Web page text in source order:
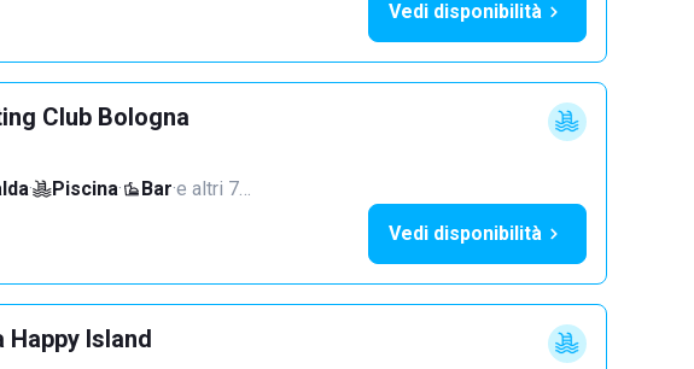
Vedi disponibilità
Club Bologna
· Piscina· Bar·e altri 7…
Vedi disponibilità
Happy Island